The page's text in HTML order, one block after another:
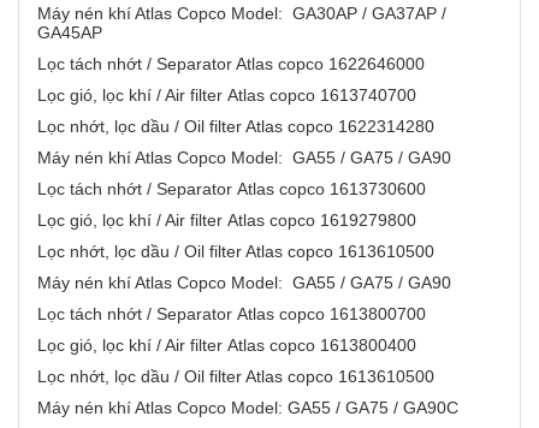
Máy nén khí Atlas Copco Model: GA30AP / GA37AP /
GA45AP
Lọc tách nhớt / Separator Atlas copco 1622646000
Lọc gió, lọc khí / Air filter Atlas copco 1613740700
Lọc nhớt, lọc dầu / Oil filter Atlas copco 1622314280
Máy nén khí Atlas Copco Model: GA55 / GA75 / GA90
Lọc tách nhớt / Separator Atlas copco 1613730600
Lọc gió, lọc khí / Air filter Atlas copco 1619279800
Lọc nhớt, lọc dầu / Oil filter Atlas copco 1613610500
Máy nén khí Atlas Copco Model: GA55 / GA75 / GA90
Lọc tách nhớt / Separator Atlas copco 1613800700
Lọc gió, lọc khí / Air filter Atlas copco 1613800400
Lọc nhớt, lọc dầu / Oil filter Atlas copco 1613610500
Máy nén khí Atlas Copco Model: GA55 / GA75 / GA90C